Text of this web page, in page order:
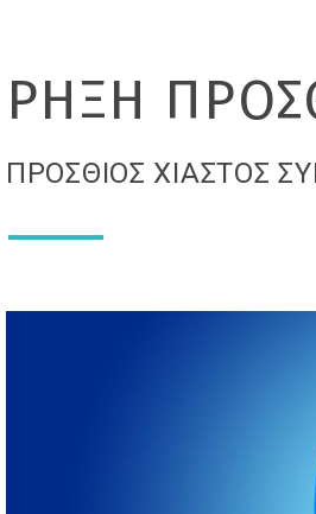
ΡΗΞΗ
ΠΡΟΣΘΙΟΣ ΧΙΑΣΤΟΣ